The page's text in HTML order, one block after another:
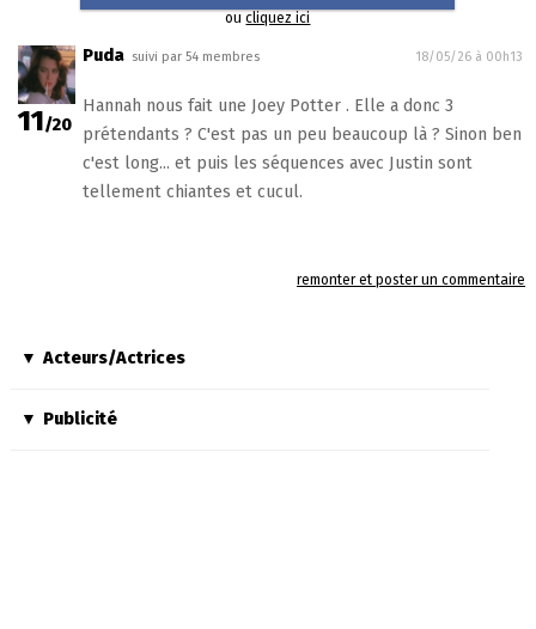
oucliquez ici
11/20
Puda suivi par 54 membres 18/05/26 à 00h13
Hannah nous fait une Joey Potter . Elle a donc 3
prétendants ? C'est pas un peu beaucoup là ? Sinon ben
c'est long... et puis les séquences avec Justin sont
tellement chiantes et cucul.
remonter et poster un commentaire
Acteurs/Actrices
Publicité